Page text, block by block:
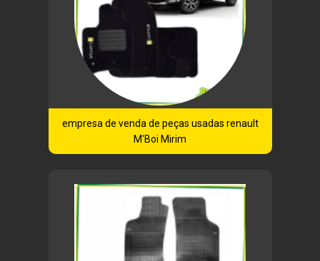
empresa de venda de peças usadas renault
M'Boi Mirim